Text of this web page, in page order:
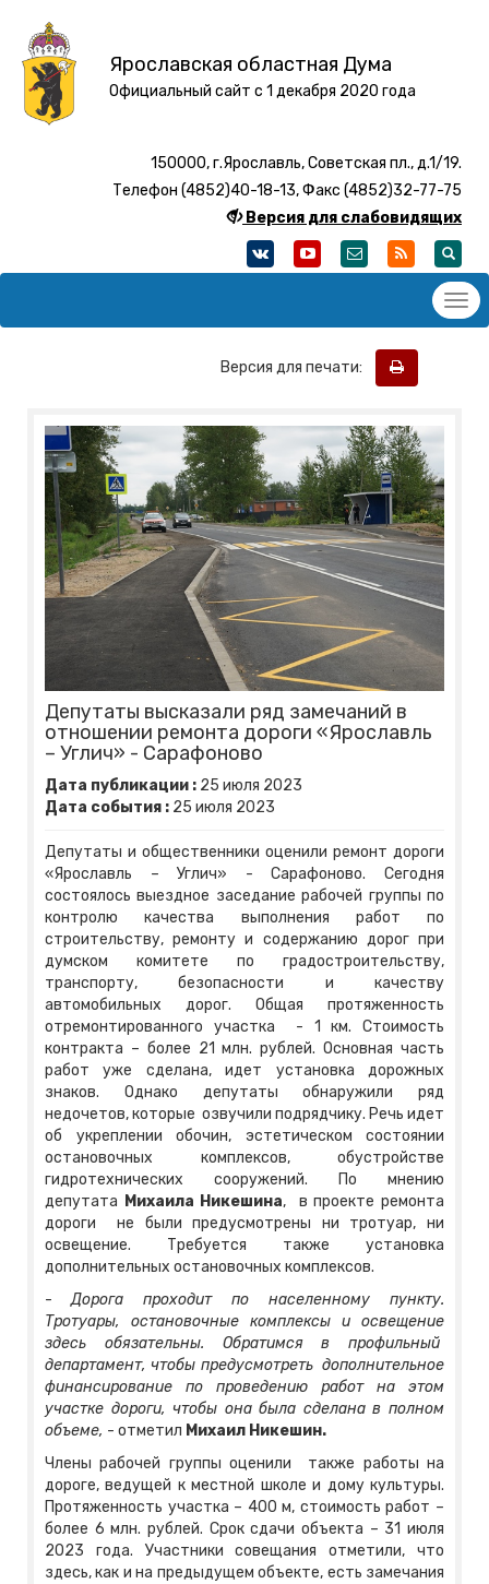
Ярославская областная Дума
Официальный сайт с 1 декабря 2020 года
150000, г.Ярославль, Советская пл., д.1/19.
Телефон (4852)40-18-13, Факс (4852)32-77-75
Версия для слабовидящих
Версия для печати:
Депутаты высказали ряд замечаний в
отношении ремонта дороги «Ярославль
– Углич» - Сарафоново
Дата публикации : 25 июля 2023
Дата события : 25 июля 2023
Депутаты и общественники оценили ремонт дороги
«Ярославль – Углич» - Сарафоново. Сегодня
состоялось выездное заседание рабочей группы по
контролю качества выполнения работ по
строительству, ремонту и содержанию дорог при
думском комитете по градостроительству,
транспорту, безопасности и качеству
автомобильных дорог. Общая протяженность
отремонтированного участка - 1 км. Стоимость
контракта – более 21 млн. рублей. Основная часть
работ уже сделана, идет установка дорожных
знаков. Однако депутаты обнаружили ряд
недочетов, которые озвучили подрядчику. Речь идет
об укреплении обочин, эстетическом состоянии
остановочных комплексов, обустройстве
гидротехнических сооружений. По мнению
депутата Михаила Никешина, в проекте ремонта
дороги не были предусмотрены ни тротуар, ни
освещение. Требуется также установка
дополнительных остановочных комплексов.
-Дорога проходит по населенному пункту.
Тротуары, остановочные комплексы и освещение
здесь обязательны. Обратимся в профильный
департамент, чтобы предусмотреть дополнительное
финансирование по проведению работ на этом
участке дороги, чтобы она была сделана в полном
объеме, - отметил Михаил Никешин.
Члены рабочей группы оценили также работы на
дороге, ведущей к местной школе и дому культуры.
Протяженность участка – 400 м, стоимость работ –
более 6 млн. рублей. Срок сдачи объекта – 31 июля
2023 года. Участники совещания отметили, что
здесь, как и на предыдущем объекте, есть замечания